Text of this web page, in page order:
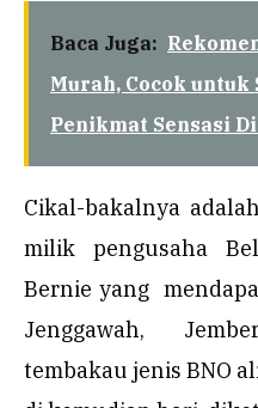
Baca Juga:
Murah, Cocok
Penikmat Sensasi
Cikal-bakalnya
milik pengusaha
Bernie yang
Jenggawah,
tembakau jenis BNO